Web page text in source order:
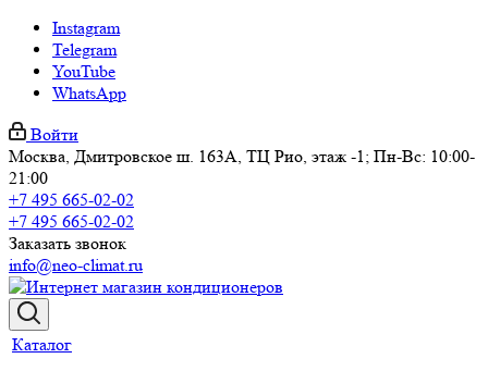
Instagram
Telegram
YouTube
WhatsApp
Войти
Москва, Дмитровское ш. 163А, ТЦ Рио, этаж -1; Пн-Вс: 10:00-
21:00
+7 495 665-02-02
+7 495 665-02-02
Заказать звонок
info@neo-climat.ru
Каталог